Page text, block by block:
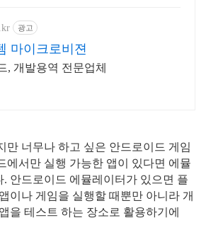
광고
마이크로비젼
, 개발용역 전문업체
만 너무나 하고 싶은 안드로이드 게임
에서만 실행 가능한 앱이 있다면 에뮬
안드로이드 에뮬레이터가 있으면 플
이나 게임을 실행할 때뿐만 아니라 개
을 테스트 하는 장소로 활용하기에